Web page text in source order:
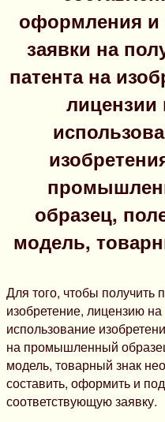
оформления и
заявки на
патента на
лицензии
образец,
модель,
Для того, чтобы получить
изобретение, лицензию на
использование
на промышленный
модель, товарный знак
составить, оформить и
соответствующую заявку.